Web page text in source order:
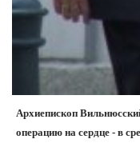
Архиепископ
операцию на сердце - в